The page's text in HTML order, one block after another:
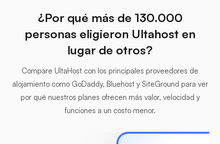
¿Por qué más de 130.000
personas eligieron Ultahost en
lugar de otros?
Compare UltaHost con los principales proveedores de
alojamiento como GoDaddy, Bluehost y SiteGround para ver
por qué nuestros planes ofrecen más valor, velocidad y
funciones a un costo menor.